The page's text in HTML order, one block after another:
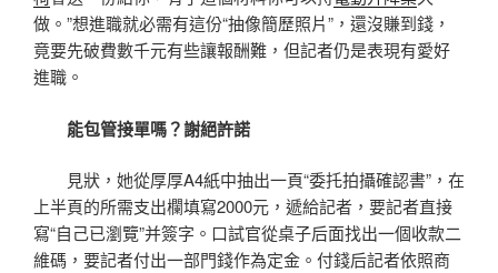
做。”想進職就必需有這份“抽像簡歷照片”，還沒賺到錢，
竟要先破費數千元有些讓報酬難，但記者仍是表現有愛好
進職。
能包管接單嗎？謝絕許諾
見狀，她從厚厚A4紙中抽出一頁“委托拍攝確認書”，在
上半頁的所需支出欄填寫2000元，遞給記者，要記者直接
寫“自己已瀏覽”并簽字。口試官從桌子后面找出一個收款二
維碼，要記者付出一部門錢作為定金。付錢后記者依照商